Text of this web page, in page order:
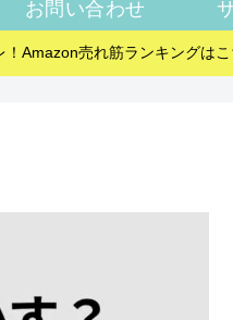
お問い合わせ
！Amazon売れ筋ランキングはこ